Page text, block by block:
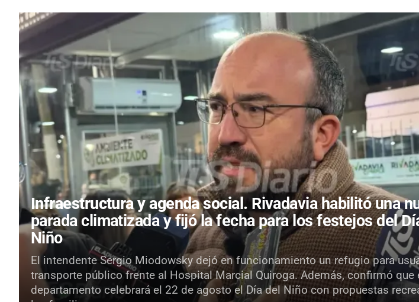
Infraestructura y agenda social. Rivadavia habilitó una
parada climatizada y fijó la fecha para los festejos del
Niño
El intendente Sergio Miodowsky dejó en funcionamiento un refugio para
transporte público frente al Hospital Marcial Quiroga. Además, confirmó que
departamento celebrará el 22 de agosto el Día del Niño con propuestas